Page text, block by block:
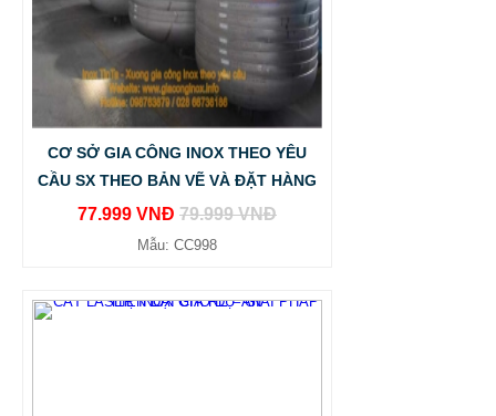
CƠ SỞ GIA CÔNG INOX THEO YÊU
CẦU SX THEO BẢN VẼ VÀ ĐẶT HÀNG
77.999 VNĐ 79.999 VNĐ
Mẫu: CC998